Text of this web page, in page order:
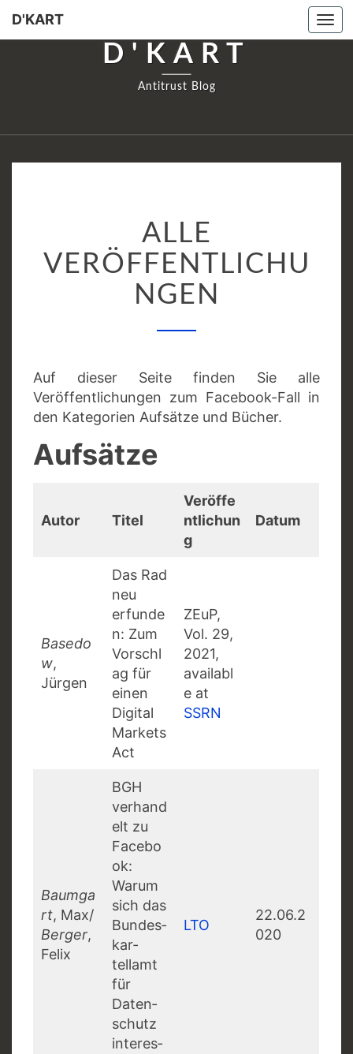
D'KART
D'KART
Antitrust Blog
ALLE
VERÖFFENTLICHU
NGEN
Auf dieser Seite finden Sie alle
Veröffentlichungen zum Facebook-Fall in
den Kategorien Aufsätze und Bücher.
Aufsätze
Autor Titel
Veröffe
ntlichun
g
Datum
Basedo
w,
Jürgen
Das Rad
neu
erfunde
n: Zum
Vorschl
ag für
einen
Digital
Markets
Act
ZEuP,
Vol. 29,
2021,
availabl
e at
SSRN
Baumga
rt, Max/
Berger,
Felix
BGH
verhand
elt zu
Facebo
ok:
Warum
sich das
Bun­des­
kar­
tellamt
für
Daten­
schutz
inter­es­
LTO
22.06.2
020